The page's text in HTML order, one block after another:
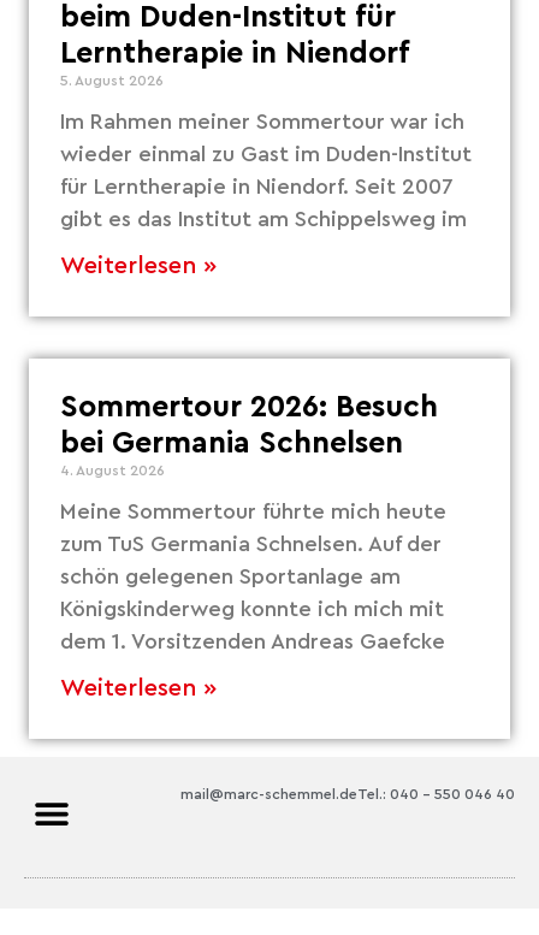
beim Duden-Institut für
Lerntherapie in Niendorf
5. August 2026
Im Rahmen meiner Sommertour war ich
wieder einmal zu Gast im Duden-Institut
für Lerntherapie in Niendorf. Seit 2007
gibt es das Institut am Schippelsweg im
Weiterlesen »
Sommertour 2026: Besuch
bei Germania Schnelsen
4. August 2026
Meine Sommertour führte mich heute
zum TuS Germania Schnelsen. Auf der
schön gelegenen Sportanlage am
Königskinderweg konnte ich mich mit
dem 1. Vorsitzenden Andreas Gaefcke
Weiterlesen »
Tel.: 040 – 550 046 40
mail@marc-schemmel.de